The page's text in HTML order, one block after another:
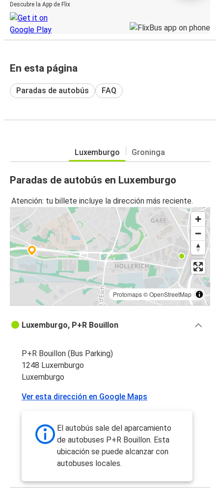
Descubre la App de Flix
En esta página
Paradas de autobús FAQ
Luxemburgo Groninga
Paradas de autobús en Luxemburgo
Atención: tu billete incluye la dirección más reciente.
Protomaps©OpenStreetMap
Luxemburgo, P+R Bouillon
P+R Bouillon (Bus Parking)
1248 Luxemburgo
Luxemburgo
Ver esta dirección en Google Maps
El autobús sale del aparcamiento
de autobuses P+R Bouillon. Esta
ubicación se puede alcanzar con
autobuses locales.